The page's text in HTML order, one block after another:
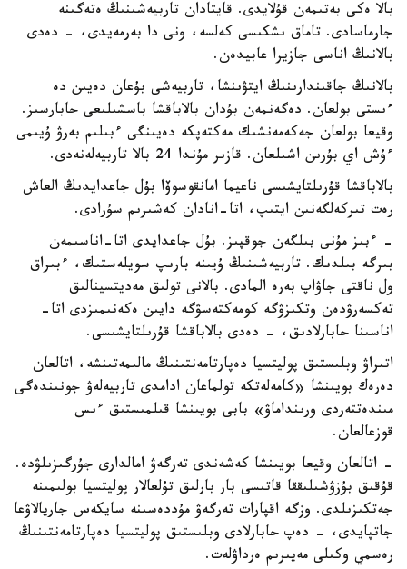
بالا ەكى بەتىمەن قۇلايدى. قايتادان تاربيەشىنىڭ ەتەگىنە
جارماسادى. تاماق ىشكىسى كەلسە، ونى دا بەرمەيدى، - دەدى
بالانىڭ اناسى جازيرا عابيدەن.
بالانىڭ جاقىندارىنىڭ ايتۋىنشا، تاربيەشى بۇعان دەيىن دە
ءىستى بولعان. دەگەنمەن بۇدان بالاباقشا باسشىلىعى حابارسىز.
وقيعا بولعان جەكەمەنشىك مەكتەپكە دەيىنگى ءبىلىم بەرۋ ۇيىمى
ءۇش اي بۇرىن اشىلعان. قازىر مۇندا 24 بالا تاربيەلەنەدى.
بالاباقشا قۇرىلتايشىسى ناعيما امانقوسوۆا بۇل جاعدايدىڭ العاش
رەت تىركەلگەنىن ايتىپ، اتا-انادان كەشىرىم سۇرادى.
- ءبىز مۇنى بىلگەن جوقپىز. بۇل جاعدايدى اتا-اناسىمەن
بىرگە بىلدىك. تاربيەشىنىڭ ۇيىنە بارىپ سويلەستىك، ءبىراق
ول ناقتى جاۋاپ بەرە المادى. بالانى تولىق مەديتسينالىق
تەكسەرۋدەن وتكىزۋگە كومەكتەسۋگە دايىن ەكەنىمىزدى اتا-
اناسىنا حابارلادىق، - دەدى بالاباقشا قۇرىلتايشىسى.
اتىراۋ وبلىستىق پوليتسيا دەپارتامەنتىنىڭ مالىمەتىنشە، اتالعان
دەرەك بويىنشا «كامەلەتكە تولماعان ادامدى تاربيەلەۋ جونىندەگى
مىندەتتەردى ورىنداماۋ» بابى بويىنشا قىلمىستىق ءىس
قوزعالعان.
- اتالعان وقيعا بويىنشا كەشەندى تەرگەۋ امالدارى جۇرگىزىلۋدە.
قۇقىق بۇزۋشىلىققا قاتىسى بار بارلىق تۇلعالار پوليتسيا بولىمىنە
جەتكىزىلدى. وزگە اقپارات تەرگەۋ مۇددەسىنە سايكەس جاريالاۋعا
جاتپايدى، - دەپ حابارلادى وبلىستىق پوليتسيا دەپارتامەنتىنىڭ
رەسمي وكىلى مەيىرىم ەرداۋلەت.